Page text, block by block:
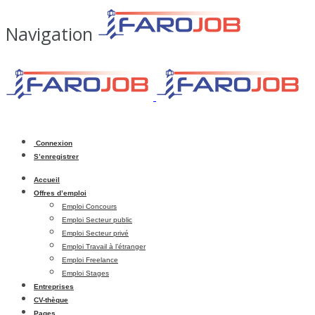
Navigation
Connexion
S’enregistrer
Accueil
Offres d’emploi
Emploi Concours
Emploi Secteur public
Emploi Secteur privé
Emploi Travail à l’étranger
Emploi Freelance
Emploi Stages
Entreprises
CV-thèque
Pages